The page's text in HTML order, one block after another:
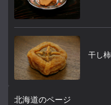
干し柿
北海道のページ